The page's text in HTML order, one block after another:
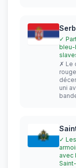
✓
bleu-
✗ Le
uni
✓
avec